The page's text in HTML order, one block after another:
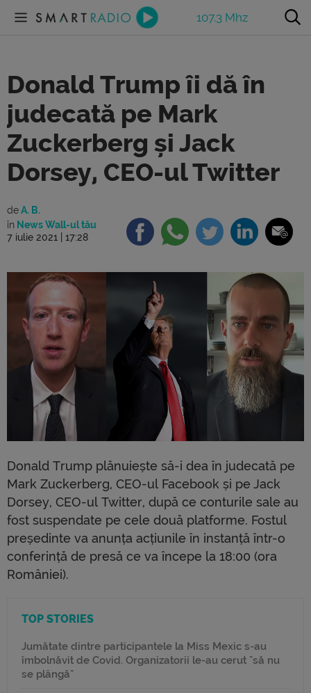
107.3 Mhz
Donald Trump îi dă în
judecată pe Mark
Zuckerberg și Jack
Dorsey, CEO-ul Twitter
deA. B.
în News Wall-ul tău
7 iulie 2021 | 17:28
Donald Trump plănuiește să-i dea în judecată pe
Mark Zuckerberg, CEO-ul Facebook și pe Jack
Dorsey, CEO-ul Twitter, după ce conturile sale au
fost suspendate pe cele două platforme. Fostul
președinte va anunța acțiunile în instanță într-o
conferință de presă ce va începe la 18:00 (ora
României).
TOP STORIES
Jumătate dintre participantele la Miss Mexic s-au
îmbolnăvit de Covid. Organizatorii le-au cerut "să nu
se plângă"